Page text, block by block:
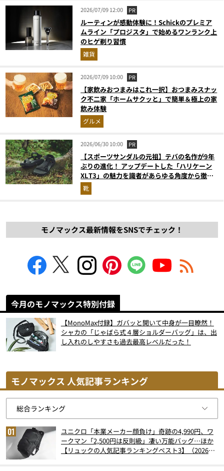
2026/07/09 12:00 PR
ルーティンが感動体験に！Schickのプレミア
ムライン「プロジスタ」で始めるワンランク上
のヒゲ剃り習慣
雑貨
2026/07/09 10:00 PR
【家飲みおつまみはこれ一択】おつまみスナッ
ク不二家「ホームサクッと」で簡単＆極上の家
飲み体験
グルメ
2026/06/30 10:00 PR
【スポーツサンダルの元祖】テバの名作が9年
ぶりの進化！ アップデートした「ハリケーン
XLT3」の魅力を識者があらゆる角度から徹底
解説！
靴
モノマックス最新情報をSNSでチェック！
今月のモノマックス特別付録
【MonoMax付録】ガバッと開いて中身が一目瞭然！
シャカの「じゃばら式４層ショルダーバッグ」は、出
し入れのしやすさも過去最高レベルだった！
モノマックス 人気記事ランキング
ユニクロ「本業メーカー顔負け」奇跡の4,990円、ワ
ークマン「2,500円は反則級」凄い万能バッグ…ほか
【リュックの人気記事ランキングベスト3】（2026年